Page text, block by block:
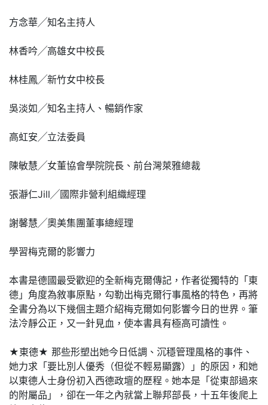
方念華╱知名主持人
林香吟╱高雄女中校長
林桂鳳╱新竹女中校長
吳淡如╱知名主持人、暢銷作家
高虹安╱立法委員
陳敏慧╱女董協會學院院長、前台灣萊雅總裁
張瀞仁Jill╱國際非營利組織經理
謝馨慧╱奧美集團董事總經理
學習梅克爾的影響力
本書是德國最受歡迎的全新梅克爾傳記，作者從獨特的「東
德」角度為敘事原點，勾勒出梅克爾行事風格的特色，再將
全書分為以下幾個主題介紹梅克爾如何影響今日的世界。筆
法冷靜公正，又一針見血，使本書具有極高可讀性。
★東德★ 那些形塑出她今日低調、沉穩管理風格的事件、
她力求「要比別人優秀（但從不輕易顯露）」的原因，和她
以東德人士身份初入西德政壇的歷程。她本是「從東部過來
的附屬品」，卻在一年之內就當上聯邦部長，十五年後爬上